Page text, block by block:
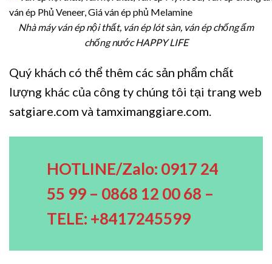
Nhà máy ván ép nội thất, ván ép lót sàn, ván ép chống ẩm
chống nước HAPPY LIFE
Quý khách có thể thêm các sản phẩm chất
lượng khác của công ty chúng tôi tại trang web
satgiare.com và tamximanggiare.com.
HOTLINE/Zalo: 0917 24
55 99 – 0868 12 00 68 –
TELE: +8417245599